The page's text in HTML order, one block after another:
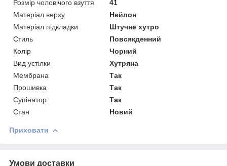
Розмір чоловічого взуття
41
Матеріал верху
Нейлон
Матеріал підкладки
Штучне хутро
Стиль
Повсякденний
Колір
Чорний
Вид устілки
Хутряна
Мембрана
Так
Прошивка
Так
Супінатор
Так
Стан
Новий
Приховати
Умови доставки